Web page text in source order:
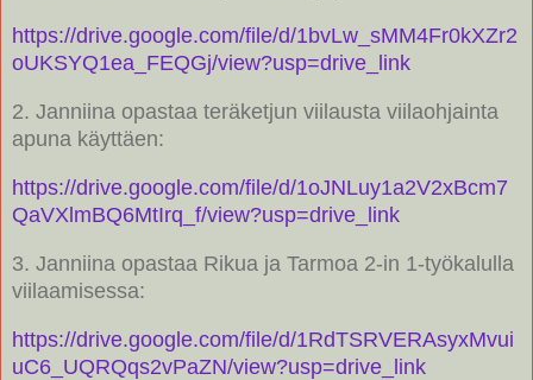
https://drive.google.com/file/d/1bvLw_sMM4Fr0kXZr2
oUKSYQ1ea_FEQGj/view?usp=drive_link
2. Janniina opastaa teräketjun viilausta viilaohjainta
apuna käyttäen:
https://drive.google.com/file/d/1oJNLuy1a2V2xBcm7
QaVXlmBQ6MtIrq_f/view?usp=drive_link
3. Janniina opastaa Rikua ja Tarmoa 2-in 1-työkalulla
viilaamisessa:
https://drive.google.com/file/d/1RdTSRVERAsyxMvui
uC6_UQRQqs2vPaZN/view?usp=drive_link